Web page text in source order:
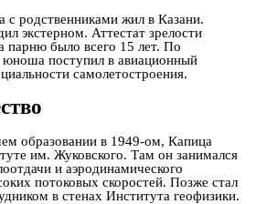
с родственниками жил в Казани.
экстерном. Аттестат зрелости
парню было всего 15 лет. По
поступил в авиационный
самолетостроения.
образовании в 1949-ом, Капица
им. Жуковского. Там он занимался
и аэродинамического
потоковых скоростей. Позже стал
в стенах Института геофизики.